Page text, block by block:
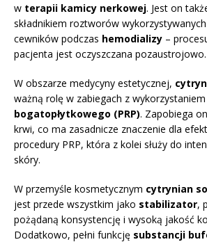
w terapii kamicy nerkowej. Jest on
składnikiem roztworów
cewników podczas hemodializy –
pacjenta jest oczyszczana pozaustrojowo.
W obszarze medycyny estetycznej,
ważną rolę w zabiegach z wykorzystaniem
bogatopłytkowego (PRP). Zapobiega
krwi, co ma zasadnicze znaczenie dla
procedury PRP, która z kolei służy do
skóry.
W przemyśle kosmetycznym cytrynian
jest przede wszystkim jako stabilizator,
pożądaną konsystencję i wysoką jakość
Dodatkowo, pełni funkcję substancji